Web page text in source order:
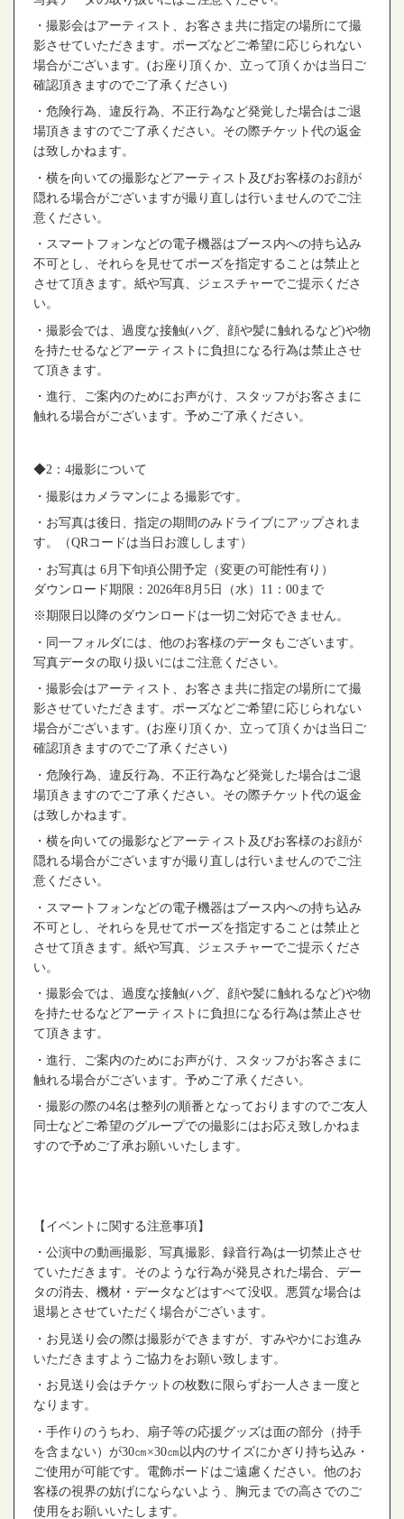
・撮影会はアーティスト、お客さま共に指定の場所にて撮
影させていただきます。ポーズなどご希望に応じられない
場合がございます。 (お座り頂くか、立って頂くかは当日ご
確認頂きますのでご了承ください)
・危険行為、違反行為、不正行為など発覚した場合はご退
場頂きますのでご了承ください。その際チケット代の返金
は致しかねます。
・横を向いての撮影などアーティスト及びお客様のお顔が
隠れる場合がございますが撮り直しは行いませんのでご注
意ください。
・スマートフォンなどの電子機器はブース内への持ち込み
不可とし、それらを見せてポーズを指定することは禁止と
させて頂きます。紙や写真、ジェスチャーでご提示くださ
い。
・撮影会では、過度な接触(ハグ、顔や髪に触れるなど)や物
を持たせるなどアーティストに負担になる行為は禁止させ
て頂きます。
・進行、ご案内のためにお声がけ、スタッフがお客さまに
触れる場合がございます。予めご了承ください。
◆2： 4撮影について
・撮影はカメラマンによる撮影です。
・お写真は後日、指定の期間のみドライブにアップされま
す。（QRコードは当日お渡しします）
・お写真は 6月下旬頃公開予定（変更の可能性有り）
ダウンロード期限： 2026年8月 5日（水） 11 ： 00まで
※期限日以降のダウンロードは一切ご対応できません。
・同一フォルダには、他のお客様のデータもございます。
写真データの取り扱いにはご注意ください。
・撮影会はアーティスト、お客さま共に指定の場所にて撮
影させていただきます。ポーズなどご希望に応じられない
場合がございます。 (お座り頂くか、立って頂くかは当日ご
確認頂きますのでご了承ください)
・危険行為、違反行為、不正行為など発覚した場合はご退
場頂きますのでご了承ください。その際チケット代の返金
は致しかねます。
・横を向いての撮影などアーティスト及びお客様のお顔が
隠れる場合がございますが撮り直しは行いませんのでご注
意ください。
・スマートフォンなどの電子機器はブース内への持ち込み
不可とし、それらを見せてポーズを指定することは禁止と
させて頂きます。紙や写真、ジェスチャーでご提示くださ
い。
・撮影会では、過度な接触(ハグ、顔や髪に触れるなど)や物
を持たせるなどアーティストに負担になる行為は禁止させ
て頂きます。
・進行、ご案内のためにお声がけ、スタッフがお客さまに
触れる場合がございます。予めご了承ください。
・撮影の際の4名は整列の順番となっておりますのでご友人
同士などご希望のグループでの撮影にはお応え致しかねま
すので予めご了承お願いいたします。
【イベントに関する注意事項】
・公演中の動画撮影、写真撮影、録音行為は一切禁止させ
ていただきます。そのような行為が発見された場合、デー
タの消去、機材・データなどはすべて没収。悪質な場合は
退場とさせていただく場合がございます。
・お見送り会の際は撮影ができますが、すみやかにお進み
いただきますようご協力をお願い致します。
・お見送り会はチケットの枚数に限らずお一人さま一度と
なります。
・手作りのうちわ、扇子等の応援グッズは面の部分（持手
を含まない）が30㎝×30㎝以内のサイズにかぎり持ち込み・
ご使用が可能です。電飾ボードはご遠慮ください。他のお
客様の視界の妨げにならないよう、胸元までの高さでのご
使用をお願いいたします。